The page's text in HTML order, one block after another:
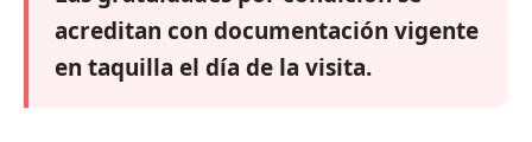
acreditan con documentación vigente
en taquilla el día de la visita.